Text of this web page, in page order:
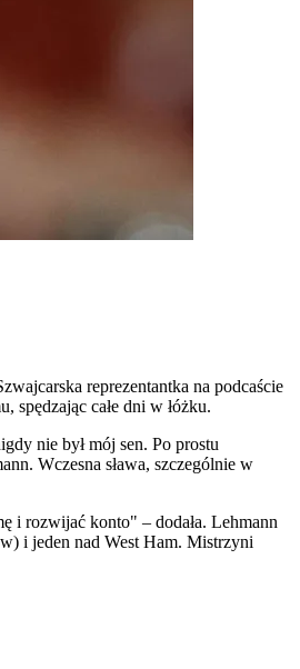
reprezentantka na podcaście
całe dni w łóżku.
nie był mój sen. Po prostu
Wczesna sława, szczególnie w
i rozwijać konto" – dodała. Lehmann
i jeden nad West Ham. Mistrzyni